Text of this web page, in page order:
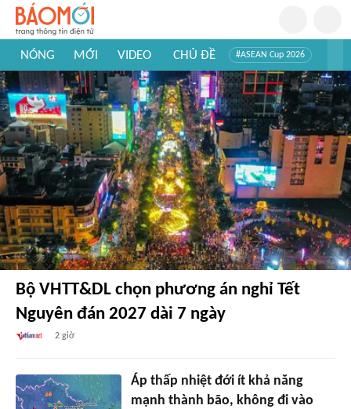
NÓNG MỚI VIDEO CHỦ ĐỀ #ASEAN Cup 2026
#Trí tuệ nhân tạo #Mỹ - Iran
#Khám phá Việt Nam
#Khám phá thế giới
Bộ VHTT&DL chọn phương án nghỉ Tết
Nguyên đán 2027 dài 7 ngày
2 giờ
Áp thấp nhiệt đới ít khả năng
mạnh thành bão, không đi vào